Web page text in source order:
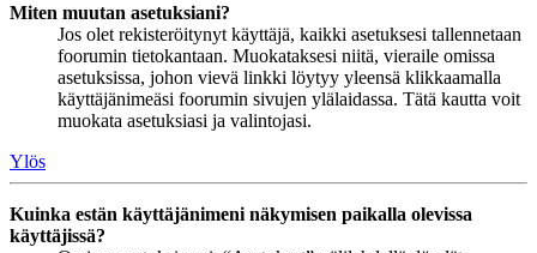
Miten muutan asetuksiani?
Jos olet rekisteröitynyt käyttäjä, kaikki asetuksesi tallennetaan
foorumin tietokantaan. Muokataksesi niitä, vieraile omissa
asetuksissa, johon vievä linkki löytyy yleensä klikkaamalla
käyttäjänimeäsi foorumin sivujen ylälaidassa. Tätä kautta voit
muokata asetuksiasi ja valintojasi.
Ylös
Kuinka estän käyttäjänimeni näkymisen paikalla olevissa
käyttäjissä?